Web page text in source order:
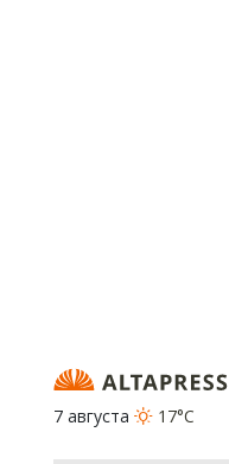
7 августа
17°C